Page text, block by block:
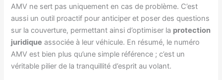
AMV ne sert pas uniquement en cas de problème. C’est
aussi un outil proactif pour anticiper et poser des questions
sur la couverture, permettant ainsi d’optimiser la protection
juridique associée à leur véhicule. En résumé, le numéro
AMV est bien plus qu’une simple référence ; c’est un
véritable pilier de la tranquillité d’esprit au volant.